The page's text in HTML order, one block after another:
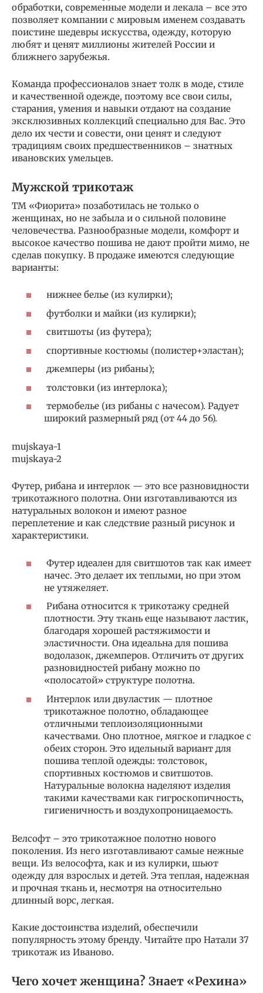
обработки, современные модели и лекала – все это
позволяет компании с мировым именем создавать
поистине шедевры искусства, одежду, которую
любят и ценят миллионы жителей России и
ближнего зарубежья.
Команда профессионалов знает толк в моде, стиле
и качественной одежде, поэтому все свои силы,
старания, умения и навыки отдают на создание
эксклюзивных коллекций специально для Вас. Это
дело их чести и совести, они ценят и следуют
традициям своих предшественников – знатных
ивановских умельцев.
Мужской трикотаж
ТМ «Фиорита» позаботилась не только о
женщинах, но не забыла и о сильной половине
человечества. Разнообразные модели, комфорт и
высокое качество пошива не дают пройти мимо, не
сделав покупку. В продаже имеются следующие
варианты:
нижнее белье (из кулирки);
футболки и майки (из кулирки);
свитшоты (из футера);
спортивные костюмы (полистер+эластан);
джемперы (из рибаны);
толстовки (из интерлока);
термобелье (из рибаны с начесом). Радует
широкий размерный ряд (от 44 до 56).
mujskaya-1
mujskaya-2
Футер, рибана и интерлок — это все разновидности
трикотажного полотна. Они изготавливаются из
натуральных волокон и имеют разное
переплетение и как следствие разный рисунок и
характеристики.
Футер идеален для свитшотов так как имеет
начес. Это делает их теплыми, но при этом
не утяжеляет.
Рибана относится к трикотажу средней
плотности. Эту ткань еще называют ластик,
благодаря хорошей растяжимости и
эластичности. Она идеальна для пошива
водолазок, джемперов. Отличить от других
разновидностей рибану можно по
«полосатой» структуре полотна.
Интерлок или двуластик — плотное
трикотажное полотно, обладающее
отличными теплоизоляционными
качествами. Оно плотное, мягкое и гладкое с
обеих сторон. Это идельный вариант для
пошива теплой одежды: толстовок,
спортивных костюмов и свитшотов.
Натуральные волокна наделяют изделия
такими качествами как гигроскопичность,
гигиеничность и воздухопроницаемость.
Велсофт – это трикотажное полотно нового
поколения. Из него изготавливают самые нежные
вещи. Из велософта, как и из кулирки, шьют
одежду для взрослых и детей. Эта теплая, надежная
и прочная ткань и, несмотря на относительно
длинный ворс, легкая.
Какие достоинства изделий, обеспечили
популярность этому бренду. Читайте про Натали 37
трикотаж из Иваново.
Чего хочет женщина? Знает «Рехина»